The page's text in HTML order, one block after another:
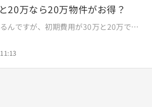
比べて十分な重量が得られません。購入
ス外枠に敷き詰めたとしてもせいぜい
重りで、台風のよう
なく固定されるでしょうか？
20万なら20万物件がお得？
んですが、初期費用が30万と20万で違
で敷金や礼金は０部屋の広さなどはほと
を2つ見つけたんですが、初期費用が10
が何か違いはあるんしょうか？ 初期費用
ですよね。